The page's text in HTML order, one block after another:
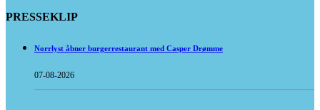
PRESSEKLIP
Norrlyst åbner burgerrestaurant med Casper Drømme
07-08-2026